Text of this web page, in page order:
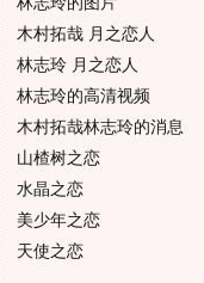
木村拓哉 月之恋人
林志玲 月之恋人
林志玲的高清视频
木村拓哉林志玲的消息
山楂树之恋
水晶之恋
美少年之恋
天使之恋